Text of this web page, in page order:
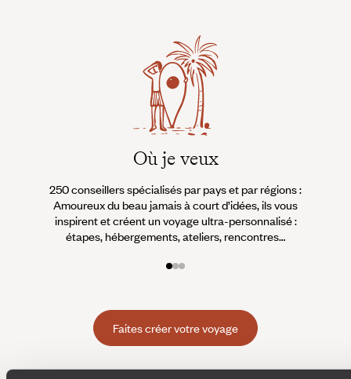
Où je veux
250 conseillers spécialisés par pays et par régions :
Amoureux du beau jamais à court d’idées, ils vous
inspirent et créent un voyage ultra-personnalisé :
étapes, hébergements, ateliers, rencontres…
Faites créer votre voyage